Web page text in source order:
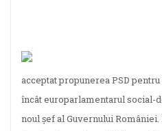
acceptat propunerea PSD
încât europarlamentarul social-
noul șef al Guvernului